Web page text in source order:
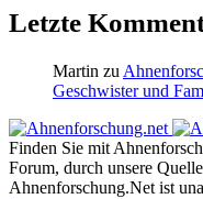
Letzte
Martin zu
Geschwister und
Finden Sie mit
Forum, durch unsere
Ahnenforschung.Net ist